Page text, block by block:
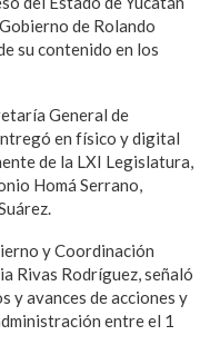
de Rolando
su contenido en los
General de
en físico y digital
de la LXI Legislatura,
Homá Serrano,
y Coordinación
Rivas Rodríguez, señaló
y avances de acciones y
entre el 1